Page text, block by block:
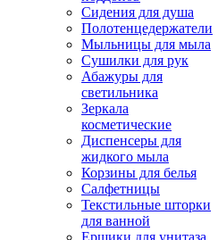
Сидения для душа
Полотенцедержатели
Мыльницы для мыла
Сушилки для рук
Абажуры для
светильника
Зеркала
косметические
Диспенсеры для
жидкого мыла
Корзины для белья
Салфетницы
Текстильные шторки
для ванной
Ершики для унитаза